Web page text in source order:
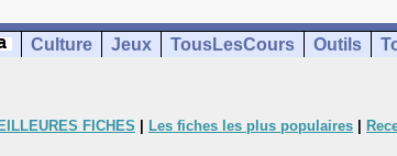
Culture Jeux TousLesCours Outils
FICHES Les fiches les plus populaires